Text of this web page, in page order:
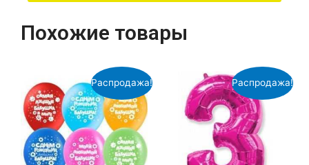
Похожие товары
Распродажа! Распродажа!